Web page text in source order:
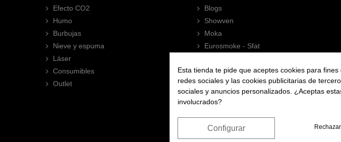
Efecto CO2
Humo
Burbujas
Nieve y espuma
Láser
Consumibles
Outlet
Blogs
Showven
Moka
Eurosmoke - Sfat
© 2026 Maquinas
Esta tienda te pide que aceptes cookies para
redes sociales y las cookies publicitarias de
sociales y anuncios personalizados. ¿Aceptas
involucrados?
Configurar